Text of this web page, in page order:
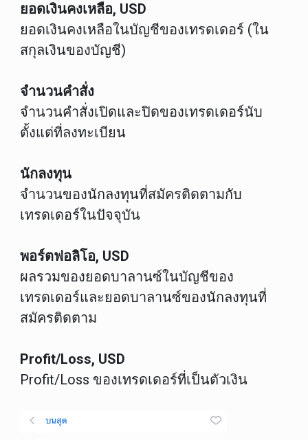
ยอดเงินคงเหลือ, USD
ยอดเงินคงเหลือในบัญชีของเทรดเดอร์ (ใน
สกุลเงินของบัญชี)
จำนวนคำสั่ง
จำนวนคำสั่งเปิดและปิดของเทรดเดอร์นับ
ตั้งแต่ที่ลงทะเบียน
นักลงทุน
จำนวนของนักลงทุนที่สมัครติดตามกับ
เทรดเดอร์ในปัจจุบัน
พอร์ตฟอลิโอ, USD
ผลรวมของยอดบาลานซ์ในบัญชีของ
เทรดเดอร์และยอดบาลานซ์ของนักลงทุนที่
สมัครติดตาม
Profit/Loss, USD
Profit/Loss ของเทรดเดอร์ที่เป็นตัวเงิน